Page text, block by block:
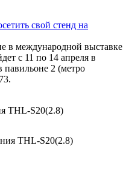
свой стенд на
в международной выставке
с 11 по 14 апреля в
2 (метро
THL-S20(2.8)